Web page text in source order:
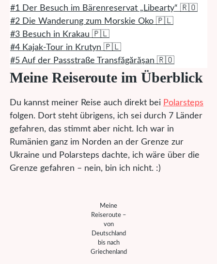
#1 Der Besuch im Bärenreservat „Libearty“ 🇷🇴
#2 Die Wanderung zum Morskie Oko 🇵🇱
#3 Besuch in Krakau 🇵🇱
#4 Kajak-Tour in Krutyn 🇵🇱
#5 Auf der Passstraße Transfăgărășan 🇷🇴
Meine Reiseroute im Überblick
Du kannst meiner Reise auch direkt bei Polarsteps
folgen. Dort steht übrigens, ich sei durch 7 Länder
gefahren, das stimmt aber nicht. Ich war in
Rumänien ganz im Norden an der Grenze zur
Ukraine und Polarsteps dachte, ich wäre über die
Grenze gefahren – nein, bin ich nicht. :)
Meine
Reiseroute –
von
Deutschland
bis nach
Griechenland